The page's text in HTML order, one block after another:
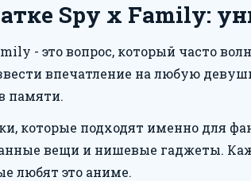
Spy x Family:
- это вопрос, который часто
впечатление на любую
памяти.
которые подходят именно для
вещи и нишевые гаджеты.
любят это аниме.